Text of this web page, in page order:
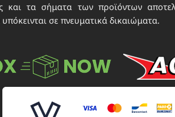
και τα σήματα των προϊόντων
σε πνευματικά δικαιώματα.